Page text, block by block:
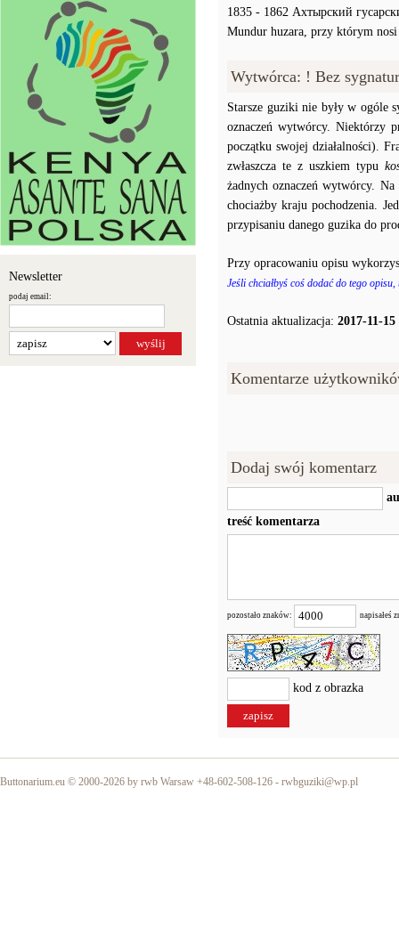
Newsletter
podaj email:
1835 - 1862 Ахтырский
Mundur huzara, przy którym
Wytwórca: ! Bez
Starsze guziki nie były w ogóle
oznaczeń wytwórcy. Niektórzy
początku swojej działalności).
zwłaszcza te z uszkiem typu
żadnych oznaczeń wytwórcy.
chociażby kraju pochodzenia.
przypisaniu danego guzika do
Przy opracowaniu opisu
Jeśli chciałbyś coś dodać do tego
Ostatnia aktualizacja: 2017-11-15
Komentarze
Dodaj swój komentarz
treść komentarza
pozostało znaków: napisałeś
kod z obrazka
Buttonarium.eu © 2000-2026 by rwb Warsaw +48-602-508-126 - rwbguziki@wp.pl